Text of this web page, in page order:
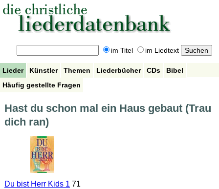
im Titel im Liedtext
Lieder Künstler Themen Liederbücher CDs
Bibel
Häufig gestellte Fragen
Hast du schon mal ein Haus gebaut (Trau
dich ran)
Du bist Herr Kids 1 71